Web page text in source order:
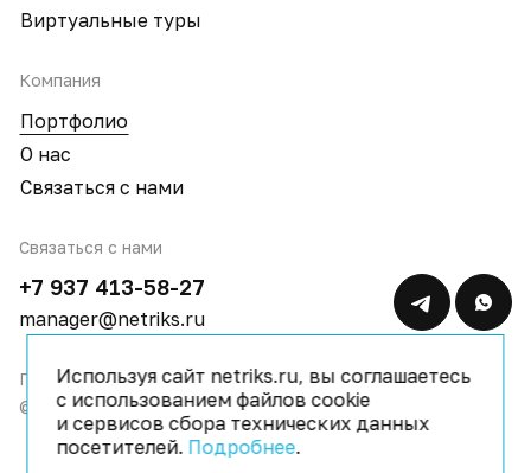
Виртуальные туры
Компания
Портфолио
О нас
Связаться с нами
Связаться с нами
+7 937 413-58-27
manager@netriks.ru
Политика конфиденциальности
© 2009–2026 IT компания Netriks
Используя сайт netriks.ru, вы соглашаетесь
с использованием файлов cookie
и сервисов сбора технических данных
посетителей. Подробнее.